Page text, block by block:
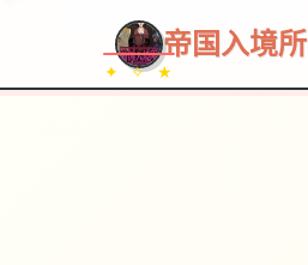
✦ ✧ ★
帝国入境所